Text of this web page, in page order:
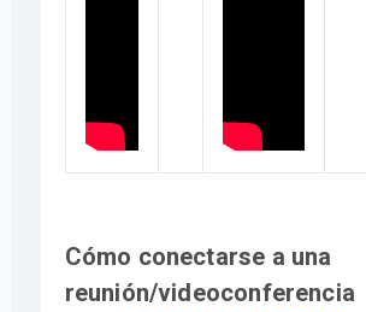
Cómo conectarse a una
reunión/videoconferencia